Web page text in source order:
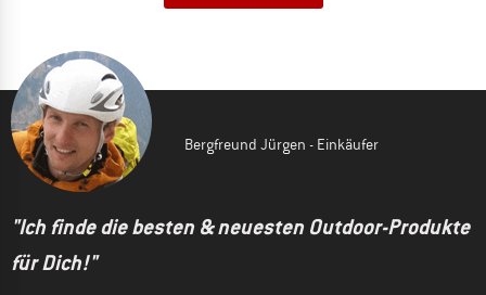
Bergfreund Jürgen - Einkäufer
"Ich finde die besten & neuesten Outdoor-Produkte
für Dich!"